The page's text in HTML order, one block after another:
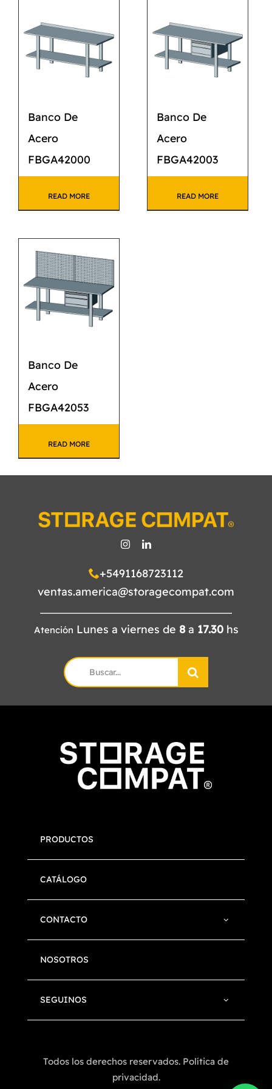
CONTACTO
Banco De
Acero
FBGA42000
READ MORE
Banco De
Acero
FBGA42003
READ MORE
Banco De
Acero
FBGA42053
READ MORE
+5491168723112
ventas.america@storagecompat.com
Atención Lunes a viernes de 8a 17.30hs
Search
for:
PRODUCTOS
CATÁLOGO
CONTACTO
NOSOTROS
SEGUINOS
Todos los derechos reservados. Política de
privacidad.